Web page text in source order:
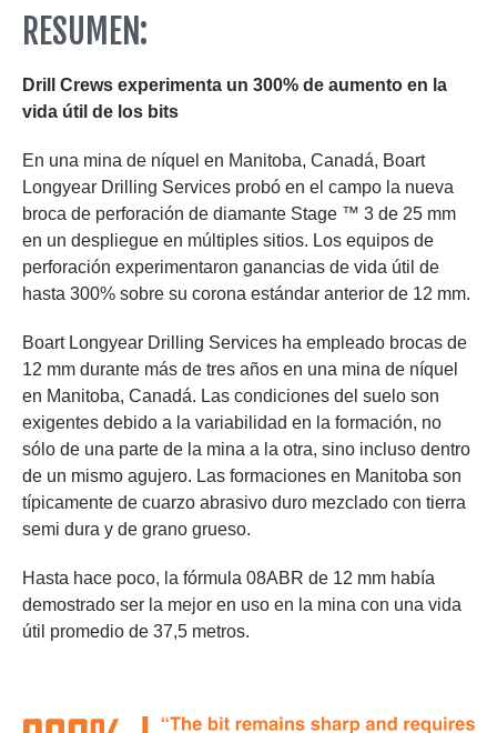
RESUMEN:
Drill Crews experimenta un 300% de aumento en la
vida útil de los bits
En una mina de níquel en Manitoba, Canadá, Boart
Longyear Drilling Services probó en el campo la nueva
broca de perforación de diamante Stage ™ 3 de 25 mm
en un despliegue en múltiples sitios. Los equipos de
perforación experimentaron ganancias de vida útil de
hasta 300% sobre su corona estándar anterior de 12 mm.
Boart Longyear Drilling Services ha empleado brocas de
12 mm durante más de tres años en una mina de níquel
en Manitoba, Canadá. Las condiciones del suelo son
exigentes debido a la variabilidad en la formación, no
sólo de una parte de la mina a la otra, sino incluso dentro
de un mismo agujero. Las formaciones en Manitoba son
típicamente de cuarzo abrasivo duro mezclado con tierra
semi dura y de grano grueso.
Hasta hace poco, la fórmula 08ABR de 12 mm había
demostrado ser la mejor en uso en la mina con una vida
útil promedio de 37,5 metros.